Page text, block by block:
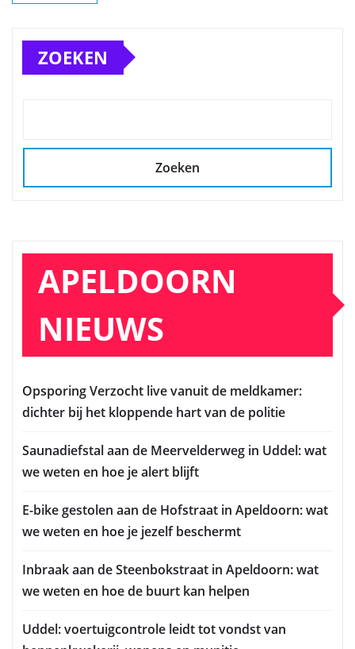
ZOEKEN
Zoeken
APELDOORN
NIEUWS
Opsporing Verzocht live vanuit de meldkamer:
dichter bij het kloppende hart van de politie
Saunadiefstal aan de Meervelderweg in Uddel: wat
we weten en hoe je alert blijft
E-bike gestolen aan de Hofstraat in Apeldoorn: wat
we weten en hoe je jezelf beschermt
Inbraak aan de Steenbokstraat in Apeldoorn: wat
we weten en hoe de buurt kan helpen
Uddel: voertuigcontrole leidt tot vondst van